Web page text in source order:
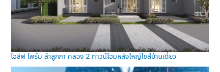
ไอลีฟ ไพร์ม ลำลูกกา คลอง 2 ทาวน์โฮมหลังใหญ่ไซส์บ้านเดี่ยว